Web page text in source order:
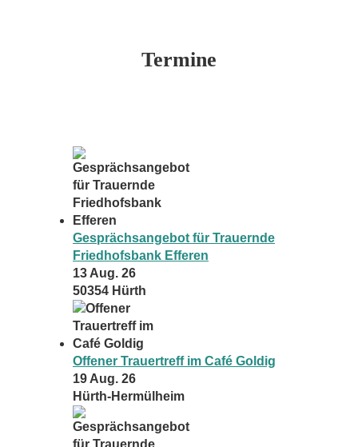
Termine
Gesprächsangebot für Trauernde
Friedhofsbank Efferen
13 Aug. 26
50354 Hürth
Offener Trauertreff im Café Goldig
19 Aug. 26
Hürth-Hermülheim